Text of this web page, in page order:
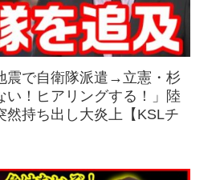
震で自衛隊派遣→立憲・杉
い！ヒアリングする！」陸
然持ち出し大炎上【KSLチ